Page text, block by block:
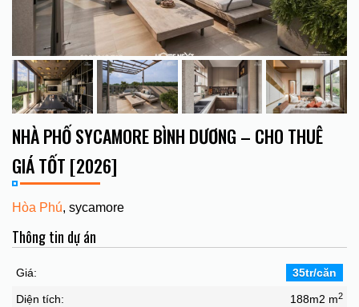
NHÀ PHỐ SYCAMORE BÌNH DƯƠNG – CHO THUÊ
GIÁ TỐT [2026]
Hòa Phú, sycamore
Thông tin dự án
Giá: 35tr/căn
Diện tích: 188m2 m2